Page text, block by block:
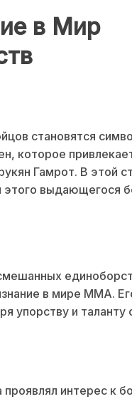
в Мир
становятся
которое
Гамрот. В этой
выдающегося
в мире ММА.
упорству и таланту
проявлял интерес к